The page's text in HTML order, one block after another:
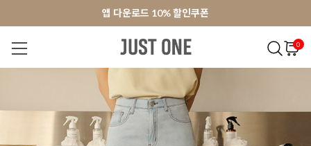
앱 다운로드 10% 할인쿠폰
회원가입 쿠폰 3000원
앱 다운로드 10% 할인쿠폰
회원가입 쿠폰 3000원
0
MADE . J